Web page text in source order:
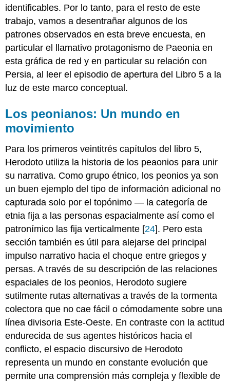
identificables. Por lo tanto, para el resto de este
trabajo, vamos a desentrañar algunos de los
patrones observados en esta breve encuesta, en
particular el llamativo protagonismo de Paeonia en
esta gráfica de red y en particular su relación con
Persia, al leer el episodio de apertura del Libro 5 a la
luz de este marco conceptual.
Los peonianos: Un mundo en
movimiento
Para los primeros veintitrés capítulos del libro 5,
Herodoto utiliza la historia de los peaonios para unir
su narrativa. Como grupo étnico, los peonios ya son
un buen ejemplo del tipo de información adicional no
capturada solo por el topónimo — la categoría de
etnia fija a las personas espacialmente así como el
patronímico las fija verticalmente [24]. Pero esta
sección también es útil para alejarse del principal
impulso narrativo hacia el choque entre griegos y
persas. A través de su descripción de las relaciones
espaciales de los peonios, Herodoto sugiere
sutilmente rutas alternativas a través de la tormenta
colectora que no cae fácil o cómodamente sobre una
línea divisoria Este-Oeste. En contraste con la actitud
endurecida de sus agentes históricos hacia el
conflicto, el espacio discursivo de Herodoto
representa un mundo en constante evolución que
permite una comprensión más compleja y flexible de